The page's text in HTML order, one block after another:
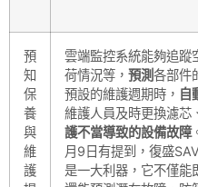
預
知
保
養
與
維
護
雲端監控系統能夠追蹤
荷情況等， 預測各部件
預設的維護週期時， 自
維護人員及時更換濾芯
護不當導致的設備故障
月9日有提到，復盛
是一大利器，它不僅能